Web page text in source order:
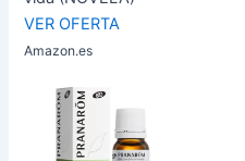
VER OFERTA
Amazon.es